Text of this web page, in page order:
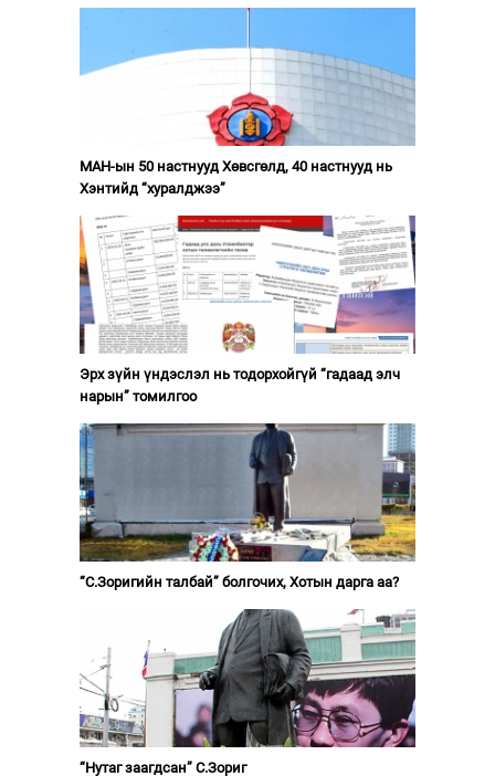
МАН-ын 50 настнууд Хөвсгөлд, 40 настнууд нь
Хэнтийд “хуралджээ”
Эрх зүйн үндэслэл нь тодорхойгүй “гадаад элч
нарын” томилгоо
“С.Зоригийн талбай” болгочих, Хотын дарга аа?
“Нутаг заагдсан” С.Зориг